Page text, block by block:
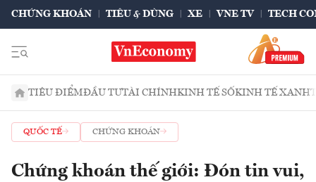
CHỨNG KHOÁN TIÊU & DÙNG XE VNE TV TECH
TIÊU ĐIỂMĐẦU TƯTÀI CHÍNHKINH TẾ SỐKINH TẾ XANH
QUỐC TẾ CHỨNG KHOÁN
Chứng khoán thế giới: Đón tin vui,